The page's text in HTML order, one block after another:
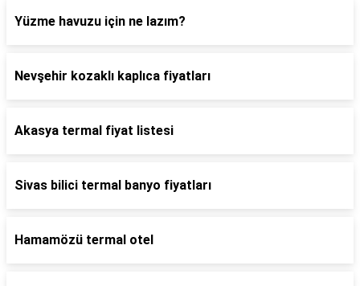
Yüzme havuzu için ne lazım?
Nevşehir kozaklı kaplıca fiyatları
Akasya termal fiyat listesi
Sivas bilici termal banyo fiyatları
Hamamözü termal otel